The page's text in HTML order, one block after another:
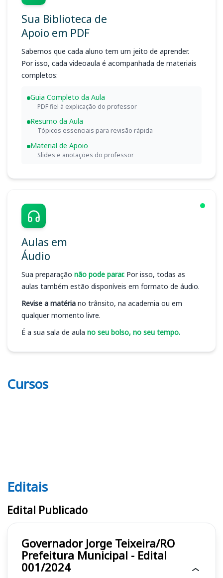
Sua Biblioteca de
Apoio em PDF
Sabemos que cada aluno tem um jeito de aprender.
Por isso, cada videoaula é acompanhada de materiais
completos:
Guia Completo da Aula
PDF fiel à explicação do professor
Resumo da Aula
Tópicos essenciais para revisão rápida
Material de Apoio
Slides e anotações do professor
Aulas em
Áudio
Sua preparação não pode parar. Por isso, todas as
aulas também estão disponíveis em formato de áudio.
Revise a matéria no trânsito, na academia ou em
qualquer momento livre.
É a sua sala de aula no seu bolso, no seu tempo.
Cursos
Editais
Editais
Edital Publicado
Governador Jorge Teixeira/RO
Prefeitura Municipal - Edital
001/2024